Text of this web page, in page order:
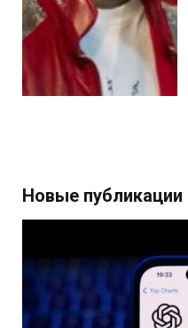
Новые публикации